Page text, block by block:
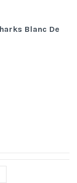
Blanc De